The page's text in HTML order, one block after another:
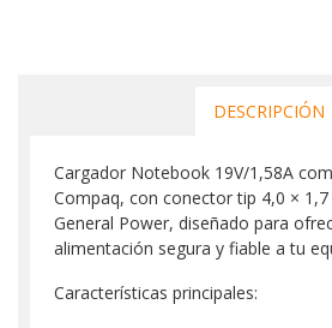
DESCRIPCIÓN
Cargador Notebook 19V/1,58A
Compaq, con conector tip 4,0 ×
General Power, diseñado para
alimentación segura y fiable a tu
Características principales: